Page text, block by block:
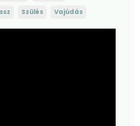
Szülés Vajúdás